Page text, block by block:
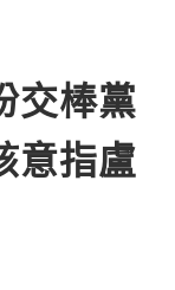
交棒黨
指盧